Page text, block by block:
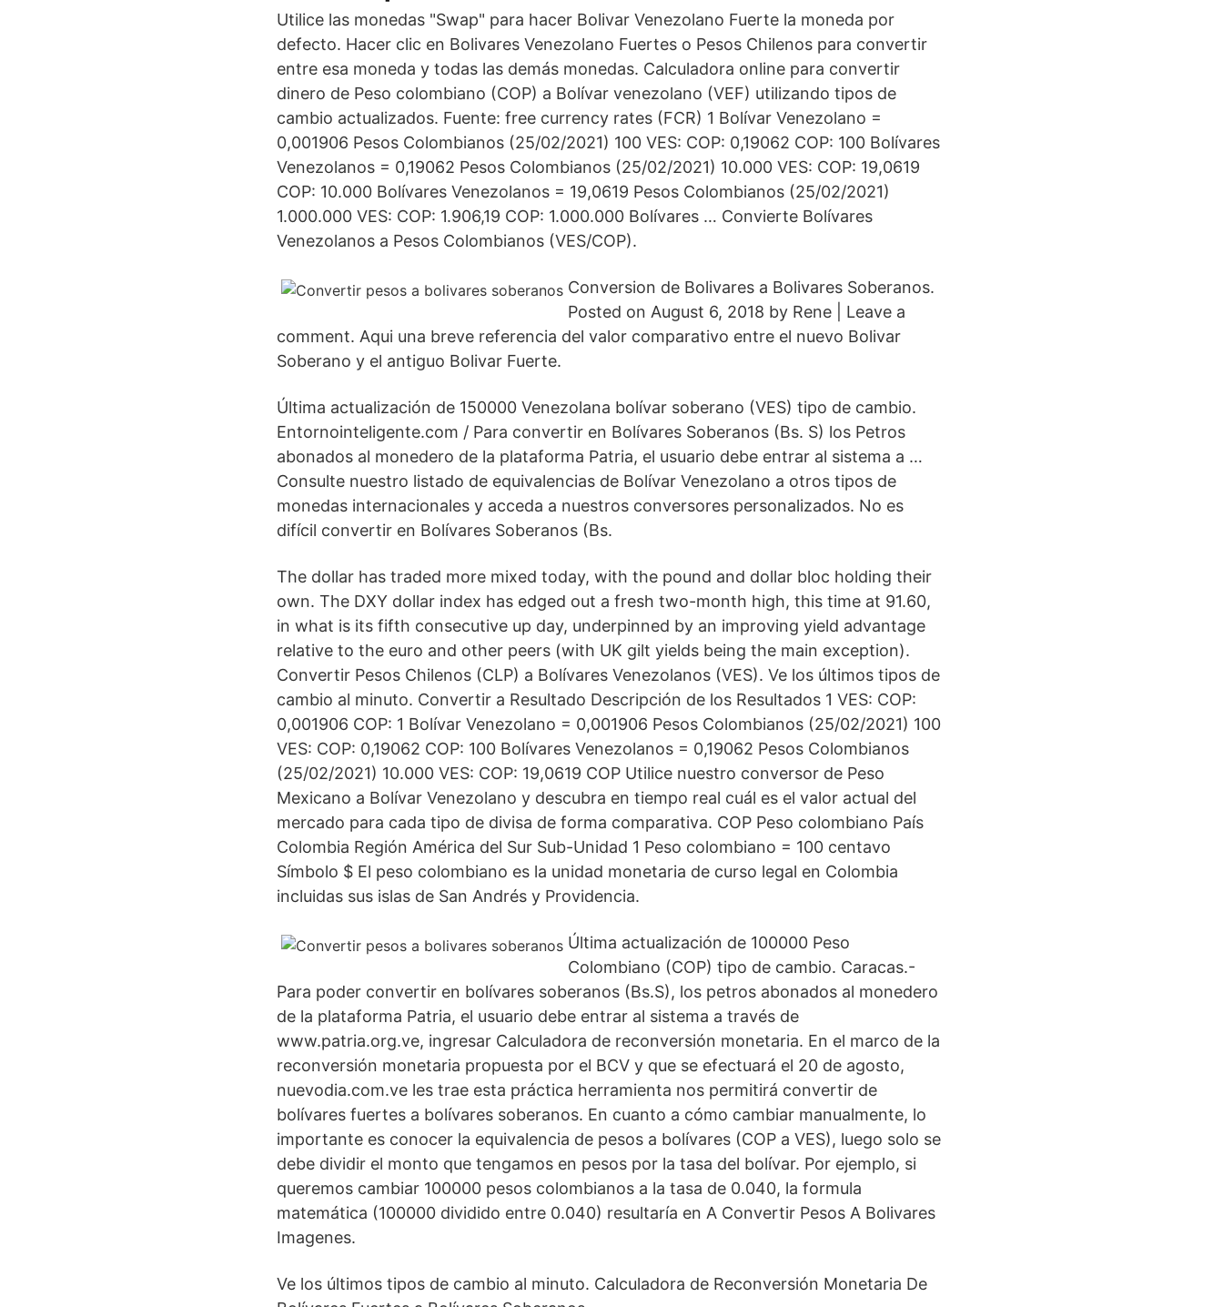
Utilice las monedas "Swap" para hacer Bolivar Venezolano Fuerte la moneda por
defecto. Hacer clic en Bolivares Venezolano Fuertes o Pesos Chilenos para convertir
entre esa moneda y todas las demás monedas. Calculadora online para convertir
dinero de Peso colombiano (COP) a Bolívar venezolano (VEF) utilizando tipos de
cambio actualizados. Fuente: free currency rates (FCR) 1 Bolívar Venezolano =
0,001906 Pesos Colombianos (25/02/2021) 100 VES: COP: 0,19062 COP: 100 Bolívares
Venezolanos = 0,19062 Pesos Colombianos (25/02/2021) 10.000 VES: COP: 19,0619
COP: 10.000 Bolívares Venezolanos = 19,0619 Pesos Colombianos (25/02/2021)
1.000.000 VES: COP: 1.906,19 COP: 1.000.000 Bolívares … Convierte Bolívares
Venezolanos a Pesos Colombianos (VES/COP).
Conversion de Bolivares a Bolivares Soberanos.
Posted on August 6, 2018 by Rene | Leave a
comment. Aqui una breve referencia del valor comparativo entre el nuevo Bolivar
Soberano y el antiguo Bolivar Fuerte.
Última actualización de 150000 Venezolana bolívar soberano (VES) tipo de cambio.
Entornointeligente.com / Para convertir en Bolívares Soberanos (Bs. S) los Petros
abonados al monedero de la plataforma Patria, el usuario debe entrar al sistema a …
Consulte nuestro listado de equivalencias de Bolívar Venezolano a otros tipos de
monedas internacionales y acceda a nuestros conversores personalizados. No es
difícil convertir en Bolívares Soberanos (Bs.
The dollar has traded more mixed today, with the pound and dollar bloc holding their
own. The DXY dollar index has edged out a fresh two-month high, this time at 91.60,
in what is its fifth consecutive up day, underpinned by an improving yield advantage
relative to the euro and other peers (with UK gilt yields being the main exception).
Convertir Pesos Chilenos (CLP) a Bolívares Venezolanos (VES). Ve los últimos tipos de
cambio al minuto. Convertir a Resultado Descripción de los Resultados 1 VES: COP:
0,001906 COP: 1 Bolívar Venezolano = 0,001906 Pesos Colombianos (25/02/2021) 100
VES: COP: 0,19062 COP: 100 Bolívares Venezolanos = 0,19062 Pesos Colombianos
(25/02/2021) 10.000 VES: COP: 19,0619 COP Utilice nuestro conversor de Peso
Mexicano a Bolívar Venezolano y descubra en tiempo real cuál es el valor actual del
mercado para cada tipo de divisa de forma comparativa. COP Peso colombiano País
Colombia Región América del Sur Sub-Unidad 1 Peso colombiano = 100 centavo
Símbolo $ El peso colombiano es la unidad monetaria de curso legal en Colombia
incluidas sus islas de San Andrés y Providencia.
Última actualización de 100000 Peso
Colombiano (COP) tipo de cambio. Caracas.-
Para poder convertir en bolívares soberanos (Bs.S), los petros abonados al monedero
de la plataforma Patria, el usuario debe entrar al sistema a través de
www.patria.org.ve, ingresar Calculadora de reconversión monetaria. En el marco de la
reconversión monetaria propuesta por el BCV y que se efectuará el 20 de agosto,
nuevodia.com.ve les trae esta práctica herramienta nos permitirá convertir de
bolívares fuertes a bolívares soberanos. En cuanto a cómo cambiar manualmente, lo
importante es conocer la equivalencia de pesos a bolívares (COP a VES), luego solo se
debe dividir el monto que tengamos en pesos por la tasa del bolívar. Por ejemplo, si
queremos cambiar 100000 pesos colombianos a la tasa de 0.040, la formula
matemática (100000 dividido entre 0.040) resultaría en A Convertir Pesos A Bolivares
Imagenes.
Ve los últimos tipos de cambio al minuto. Calculadora de Reconversión Monetaria De